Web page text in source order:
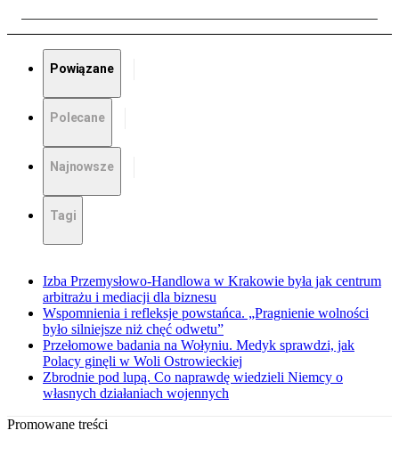
Powiązane
Polecane
Najnowsze
Tagi
Izba Przemysłowo-Handlowa w Krakowie była jak centrum
arbitrażu i mediacji dla biznesu
Wspomnienia i refleksje powstańca. „Pragnienie wolności
było silniejsze niż chęć odwetu”
Przełomowe badania na Wołyniu. Medyk sprawdzi, jak
Polacy ginęli w Woli Ostrowieckiej
Zbrodnie pod lupą. Co naprawdę wiedzieli Niemcy o
własnych działaniach wojennych
Promowane treści